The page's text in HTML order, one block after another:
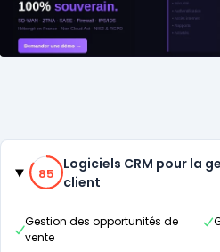
Catégories
85% de compatibilité
85
Logiciels CRM pour la
client
Gestion des opportunités de
vente